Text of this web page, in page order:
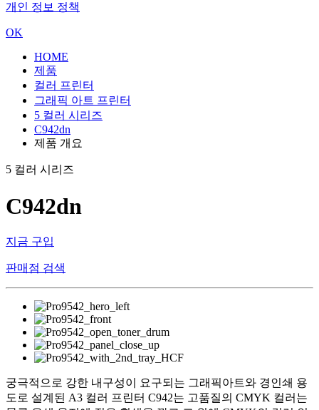
개인 정보 정책
OK
HOME
제품
컬러 프린터
그래픽 아트 프린터
5 컬러 시리즈
C942dn
제품 개요
5 컬러 시리즈
C942dn
지금 구입
판매점 검색
궁극적으로 강한 내구성이 요구되는 그래픽아트와 경인쇄 용
도로 설계된 A3 컬러 프린터 C942는 고품질의 CMYK 컬러는